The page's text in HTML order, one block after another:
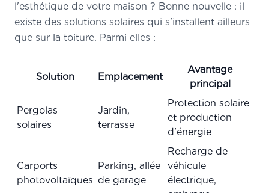
l'esthétique de votre maison ? Bonne nouvelle : il
existe des solutions solaires qui s'installent ailleurs
que sur la toiture. Parmi elles :
Solution Emplacement
Avantage
principal
Pergolas
solaires
Jardin,
terrasse
Protection solaire
et production
d'énergie
Carports
photovoltaïques
Parking, allée
de garage
Recharge de
véhicule
électrique,